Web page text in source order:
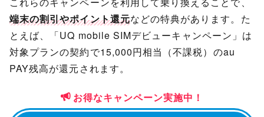
端末の割引やポイント還元などの特典があります。た
とえば、「UQ mobile SIMデビューキャンペーン」は
対象プランの契約で15,000円相当（不課税）のau
PAY残高が還元されます。
お得なキャンペーン実施中！